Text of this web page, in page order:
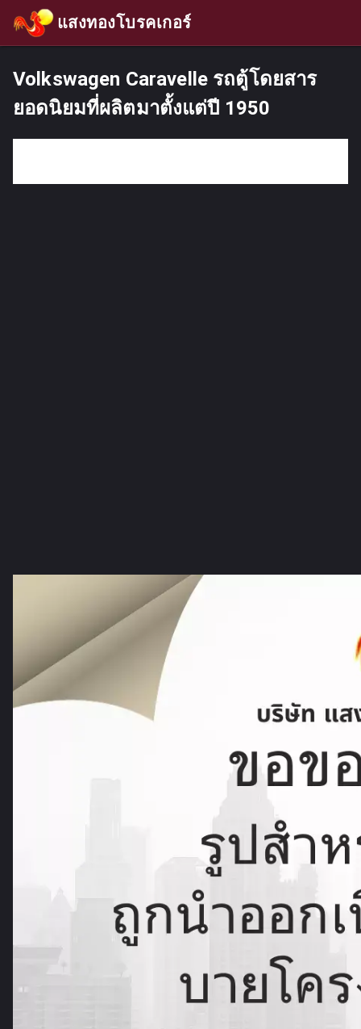
แสงทองโบรคเกอร์
Volkswagen Caravelle รถตู้โดยสาร
ยอดนิยมที่ผลิตมาตั้งแต่ปี 1950